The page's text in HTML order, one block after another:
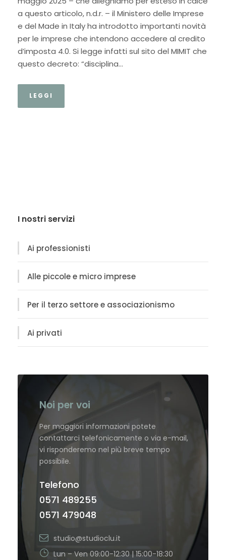
a questo articolo, n.d.r. – il Ministero delle Imprese
e del Made in Italy ha introdotto importanti novità
per le imprese che intendono accedere al credito
d’imposta 4.0. Si legge infatti sul sito del MIMIT che
questo decreto: “disciplina...
LEGGI
I nostri servizi
Ai professionisti
Alle piccole e micro imprese
Per il terzo settore e associazionismo
Ai privati
Noi per voi
Per maggiori informazioni potete
contattarci telefonicamente o via e-mail,
vi risponderemo nel più breve tempo
possibile.
Telefono
0571 489255
0571 479048
studio@studioclu.it
Lun – Ven 09:00-12:30 | 15:00-18:30